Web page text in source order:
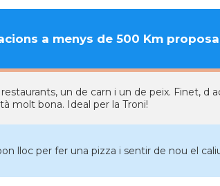
a menys de 500 Km
un de carn i un de peix. Finet, d
molt bona. Ideal per la Troni!
lloc per fer una pizza i sentir de nou el